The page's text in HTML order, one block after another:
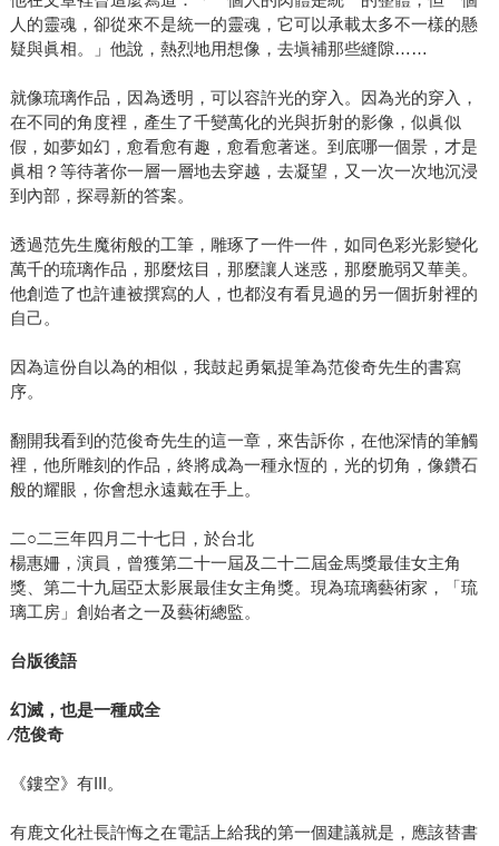
人的靈魂，卻從來不是統一的靈魂，它可以承載太多不一樣的懸
疑與眞相。」他說，熱烈地用想像，去塡補那些縫隙……
就像琉璃作品，因為透明，可以容許光的穿入。因為光的穿入，
在不同的角度裡，產生了千變萬化的光與折射的影像，似眞似
假，如夢如幻，愈看愈有趣，愈看愈著迷。到底哪一個景，才是
眞相？等待著你一層一層地去穿越，去凝望，又一次一次地沉浸
到內部，探尋新的答案。
透過范先生魔術般的工筆，雕琢了一件一件，如同色彩光影變化
萬千的琉璃作品，那麼炫目，那麼讓人迷惑，那麼脆弱又華美。
他創造了也許連被撰寫的人，也都沒有看見過的另一個折射裡的
自己。
因為這份自以為的相似，我鼓起勇氣提筆為范俊奇先生的書寫
序。
翻開我看到的范俊奇先生的這一章，來吿訴你，在他深情的筆觸
裡，他所雕刻的作品，終將成為一種永恆的，光的切角，像鑽石
般的耀眼，你會想永遠戴在手上。
二○二三年四月二十七日，於台北
楊惠姍，演員，曾獲第二十一屆及二十二屆金馬獎最佳女主角
獎、第二十九屆亞太影展最佳女主角獎。現為琉璃藝術家，「琉
璃工房」創始者之一及藝術總監。
台版後語
幻滅，也是一種成全
∕范俊奇
《鏤空》有III。
有鹿文化社長許悔之在電話上給我的第一個建議就是，應該替書